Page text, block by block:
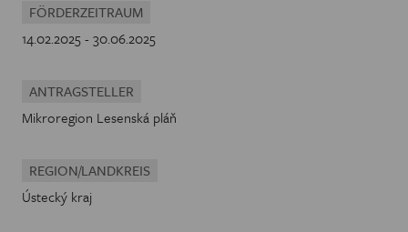
FÖRDERZEITRAUM
14.02.2025 - 30.06.2025
ANTRAGSTELLER
Mikroregion Lesenská pláň
REGION/LANDKREIS
Ústecký kraj